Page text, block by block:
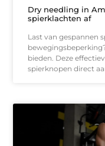
Dry needling in
spierklachten af
Last van gespannen
bieden. Deze
spierknopen direct